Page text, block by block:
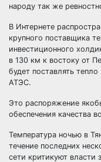
народу так же
В Интернете
крупного поставщика
инвестиционного
в 130 км к востоку от
будет поставлять
АТЭС.
Это распоряжение
обеспечения качества
Температура ночью в
течение последних
сети критикуют власти